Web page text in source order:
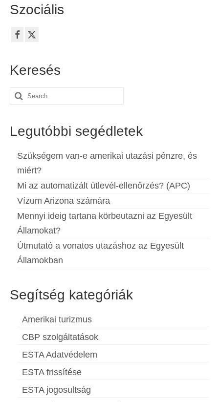
Szociális
Keresés
Search
Legutóbbi segédletek
Szükségem van-e amerikai utazási pénzre, és
miért?
Mi az automatizált útlevél-ellenőrzés? (APC)
Vízum Arizona számára
Mennyi ideig tartana körbeutazni az Egyesült
Államokat?
Útmutató a vonatos utazáshoz az Egyesült
Államokban
Segítség kategóriák
Amerikai turizmus
CBP szolgáltatások
ESTA Adatvédelem
ESTA frissítése
ESTA jogosultság